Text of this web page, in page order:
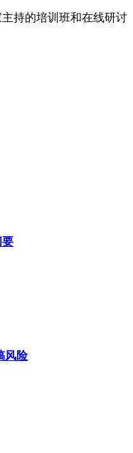
持的培训班和在线研讨
要
风险